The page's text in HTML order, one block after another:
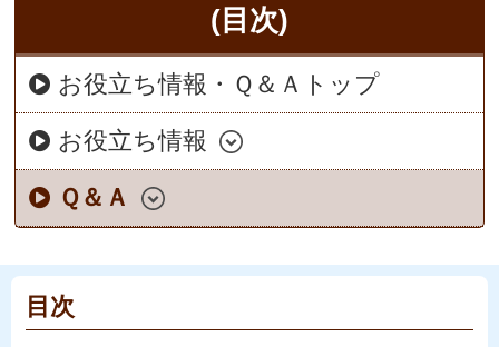
(目次)
お役立ち情報・Ｑ＆Ａトップ
お役立ち情報
Ｑ＆Ａ
目次